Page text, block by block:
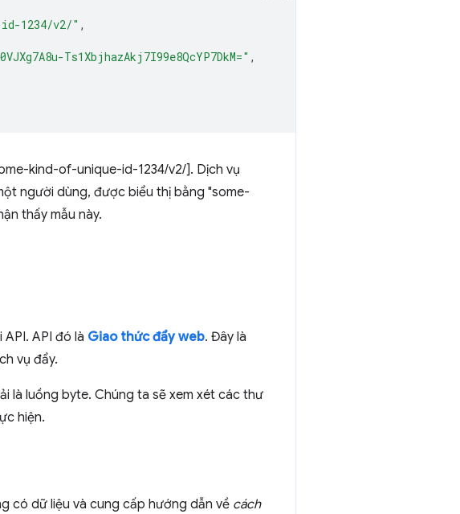
1234/v2/" ,
Ts1XbjhazAkj7I99e8QcYP7DkM=" ,
kind-of-unique-id-1234/v2/]. Dịch vụ
người dùng, được biểu thị bằng "some-
thấy mẫu này.
API đó là Giao thức đẩy web. Đây là
vụ đẩy.
là luồng byte. Chúng ta sẽ xem xét các thư
hiện.
có dữ liệu và cung cấp hướng dẫn về cách